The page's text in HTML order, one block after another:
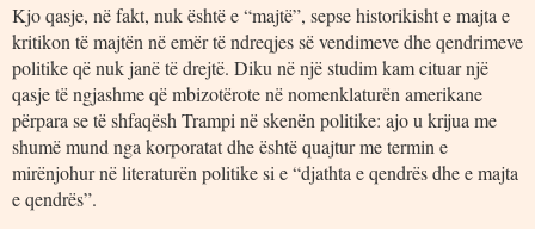
Kjo qasje, në fakt, nuk është e “majtë”, sepse historikisht e majta e
kritikon të majtën në emër të ndreqjes së vendimeve dhe qendrimeve
politike që nuk janë të drejtë. Diku në një studim kam cituar një
qasje të ngjashme që mbizotërote në nomenklaturën amerikane
përpara se të shfaqësh Trampi në skenën politike: ajo u krijua me
shumë mund nga korporatat dhe është quajtur me termin e
mirënjohur në literaturën politike si e “djathta e qendrës dhe e majta
e qendrës”.